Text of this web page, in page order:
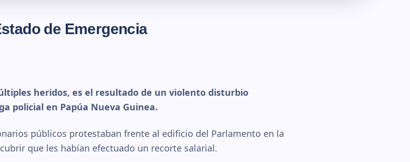
de Emergencia
heridos, es el resultado de un violento disturbio
policial en Papúa Nueva Guinea.
públicos protestaban frente al edificio del Parlamento en la
que les habían efectuado un recorte salarial.